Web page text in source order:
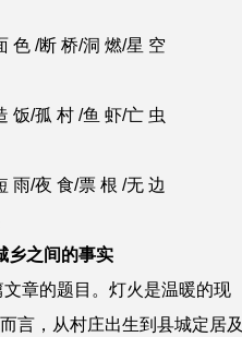
色 /断 桥/洞 燃/星 空
饭/孤 村 /鱼 虾/亡 虫
雨/夜 食/票 根 /无 边
乡之间的事实
文章的题目。灯火是温暖的现
言，从村庄出生到 县城定居